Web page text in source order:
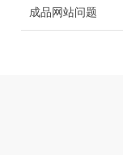
成品网站问题